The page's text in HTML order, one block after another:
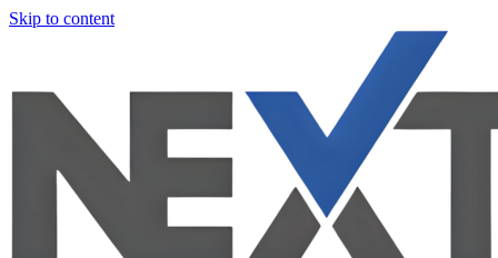
Skip to content